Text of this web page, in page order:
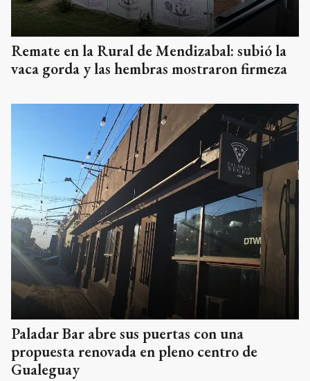
Remate en la Rural de Mendizabal: subió la
vaca gorda y las hembras mostraron firmeza
Paladar Bar abre sus puertas con una
propuesta renovada en pleno centro de
Gualeguay